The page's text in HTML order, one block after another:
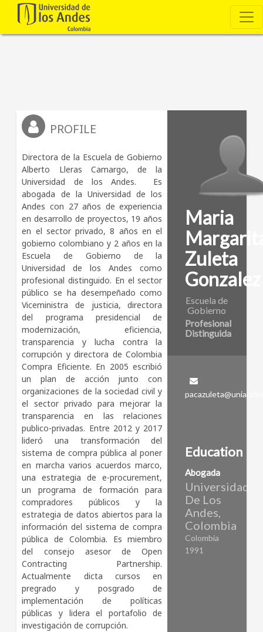
Maria
Zuleta
Gonzalez
Escuela de
Gobierno
Profesional
Distinguida
Education
Abogada
Universidad
De Los
Andes,
Colombia
Colombia
1991
PROFILE
Directora de la Escuela de Gobierno
Alberto Lleras Camargo, de la
Universidad de los Andes.  Es
abogada de la Universidad de los
Andes con 27 años de experiencia
en desarrollo de proyectos, 19 años
en el sector privado, 8 años en el
gobierno colombiano y 2 años en la
Escuela de Gobierno de la
Universidad de los Andes como
profesional distinguido. En el sector
público se ha desempeñado como
Viceministra de justicia, directora
del programa presidencial de
modernización, eficiencia,
transparencia y lucha contra la
corrupción y directora de Colombia
Compra Eficiente. En 2005 escribió
un plan de acción junto con
organizaciones de la sociedad civil y
el sector privado para mejorar la
transparencia en las relaciones
publico-privadas. Entre 2012 y 2017
lideró una transformación del
sistema de compra pública al poner
en marcha varios acuerdos marco,
una estrategia de e-procurement,
un programa de formación para
compradores públicos y la
estrategia de datos abiertos para la
información del sistema de compra
pública de Colombia. Es miembro
del consejo asesor de Open
Contracting Partnership.
Actualmente dicta cursos en
pregrado y posgrado de
implementación de políticas
públicas y lidera el portafolio de
investigación de corrupción.